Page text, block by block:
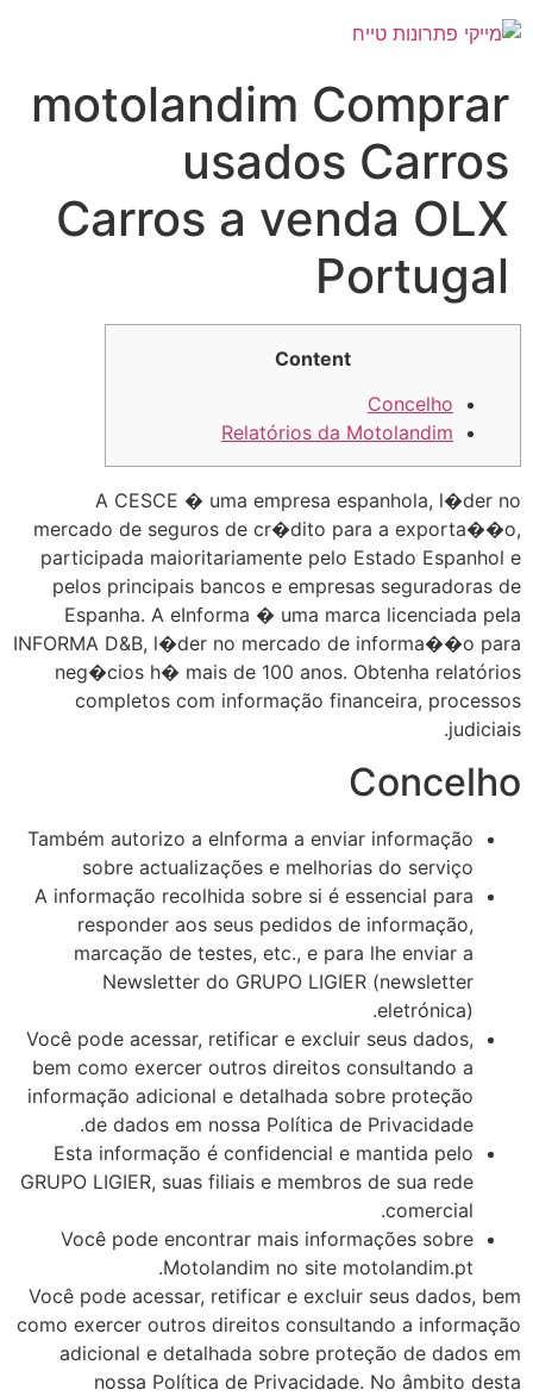
דלג
לתוכן
motolandim Comprar
usados Carros
Carros a venda OLX
Portugal
Content
Concelho
Relatórios da Motolandim
A CESCE � uma empresa espanhola, l�der no
mercado de seguros de cr�dito para a exporta��o,
participada maioritariamente pelo Estado Espanhol e
pelos principais bancos e empresas seguradoras de
Espanha. A eInforma � uma marca licenciada pela
INFORMA D&B, l�der no mercado de informa��o para
neg�cios h� mais de 100 anos. Obtenha relatórios
completos com informação financeira, processos
judiciais.
Concelho
Também autorizo a eInforma a enviar informação
sobre actualizações e melhorias do serviço
A informação recolhida sobre si é essencial para
responder aos seus pedidos de informação,
marcação de testes, etc., e para lhe enviar a
Newsletter do GRUPO LIGIER (newsletter
eletrónica).
Você pode acessar, retificar e excluir seus dados,
bem como exercer outros direitos consultando a
informação adicional e detalhada sobre proteção
de dados em nossa Política de Privacidade.
Esta informação é confidencial e mantida pelo
GRUPO LIGIER, suas filiais e membros de sua rede
comercial.
Você pode encontrar mais informações sobre
Motolandim no site motolandim.pt.
Você pode acessar, retificar e excluir seus dados, bem
como exercer outros direitos consultando a informação
adicional e detalhada sobre proteção de dados em
nossa Política de Privacidade. No âmbito desta